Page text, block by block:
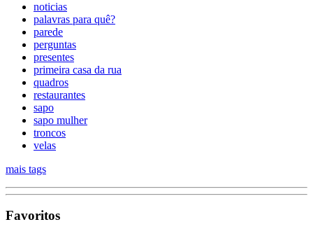
noticias
palavras para quê?
parede
perguntas
presentes
primeira casa da rua
quadros
restaurantes
sapo
sapo mulher
troncos
velas
mais tags
Favoritos